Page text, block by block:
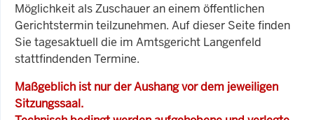
Möglichkeit als Zuschauer an einem öffentlichen
Gerichtstermin teilzunehmen. Auf dieser Seite finden
Sie tagesaktuell die im Amtsgericht Langenfeld
stattfindenden Termine.
Maßgeblich ist nur der Aushang vor dem jeweiligen
Sitzungssaal.